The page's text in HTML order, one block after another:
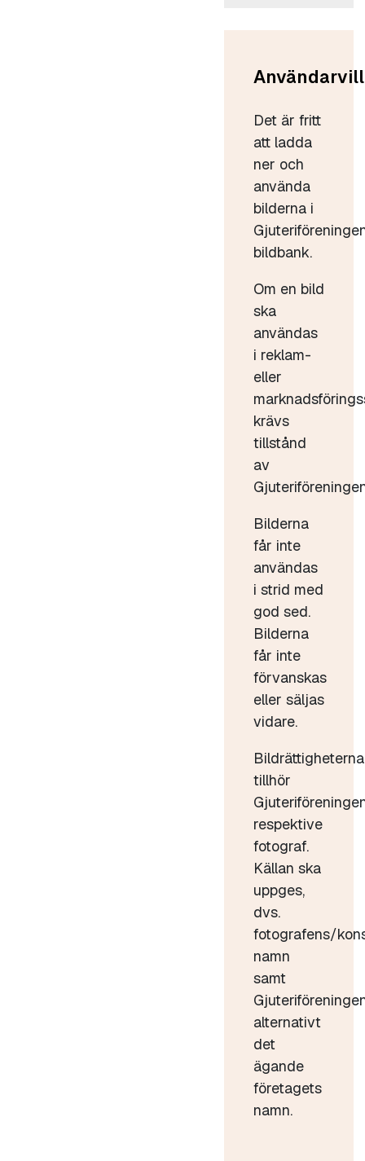
Det är fritt
att ladda
ner och
använda
bilderna i
bildbank.
Om en bild
ska
användas
i reklam-
eller
krävs
tillstånd
av
Bilderna
får inte
användas
i strid med
god sed.
Bilderna
får inte
förvanskas
eller säljas
vidare.
Bildrättigheterna
tillhör
respektive
fotograf.
Källan ska
uppges,
dvs.
fotografens/
namn
samt
alternativt
det
ägande
företagets
namn.